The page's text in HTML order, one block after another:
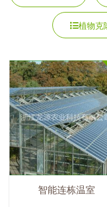
植物克
智能连栋温室